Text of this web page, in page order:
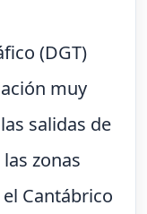
(DGT)
muy
salidas de
zonas
Cantábrico